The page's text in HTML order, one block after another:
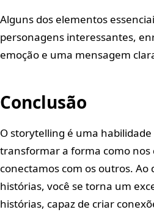
Alguns dos elementos
personagens interessantes,
emoção e uma mensagem
Conclusão
O storytelling é uma
transformar a forma como nos
conectamos com os outros.
histórias, você se torna um
histórias, capaz de criar